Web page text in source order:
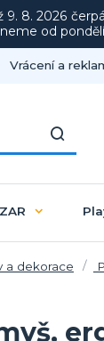
9. 8. 2026
od
Vrácení a
a dekorace